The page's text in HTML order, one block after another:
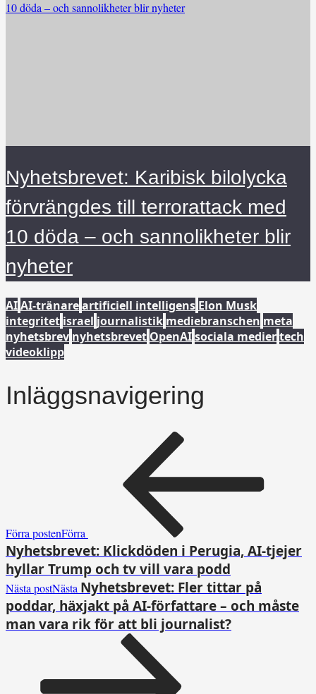
Nyhetsbrevet: Karibisk bilolycka
förvrängdes till terrorattack med
10 döda – och sannolikheter blir
nyheter
AIAI-tränareartificiell intelligens Elon Musk
integritet israel journalistik mediebranschen meta
nyhetsbrev nyhetsbrevet OpenAIsociala mediertech
videoklipp
Inläggsnavigering
Förra postenFörra
Nyhetsbrevet: Klickdöden i Perugia, AI-tjejer
hyllar Trump och tv vill vara podd
Nästa postNästa Nyhetsbrevet: Fler tittar på
poddar, häxjakt på AI-författare – och måste
man vara rik för att bli journalist?